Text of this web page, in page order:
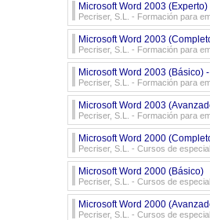
Microsoft Word 2003
Pecriser, S.L. - Formación para
Microsoft Word 2003
Pecriser, S.L. - Formación para
Microsoft Word 2003 (Básico)
Pecriser, S.L. - Formación para
Microsoft Word 2003
Pecriser, S.L. - Formación para
Microsoft Word 2000
Pecriser, S.L. - Cursos de
Microsoft Word 2000 (Básico)
Pecriser, S.L. - Cursos de
Microsoft Word 2000
Pecriser, S.L. - Cursos de